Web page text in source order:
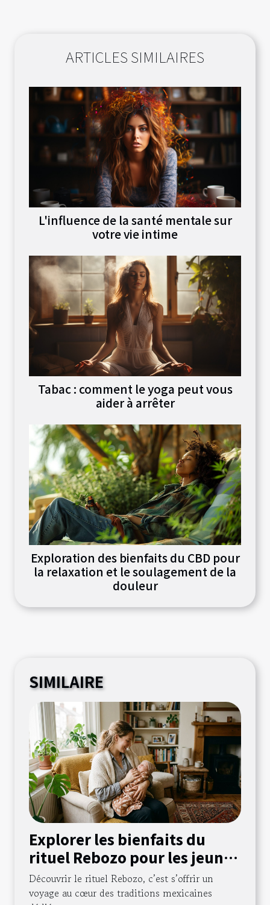
ARTICLES SIMILAIRES
L'influence de la santé mentale sur
votre vie intime
Tabac : comment le yoga peut vous
aider à arrêter
Exploration des bienfaits du CBD pour
la relaxation et le soulagement de la
douleur
SIMILAIRE
Explorer les bienfaits du
rituel Rebozo pour les jeunes
mamans
Découvrir le rituel Rebozo, c’est s’offrir un
voyage au cœur des traditions mexicaines